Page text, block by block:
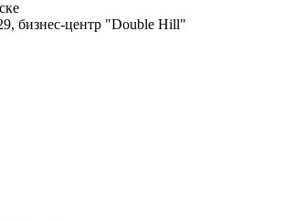
бизнес-центр "Double Hill"